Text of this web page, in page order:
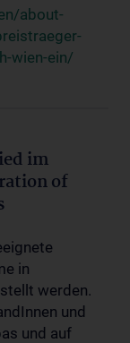
about-
wien-ein/
im
of
in
werden.
und
und auf